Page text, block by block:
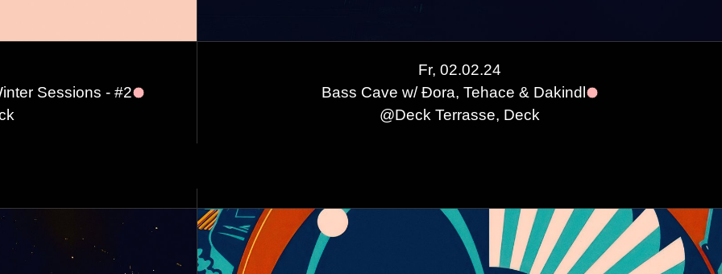
Sessions - #2
Fr, 02.02.24
Bass Cave w/ Ðora, Tehace & Dakindl
@Deck Terrasse, Deck